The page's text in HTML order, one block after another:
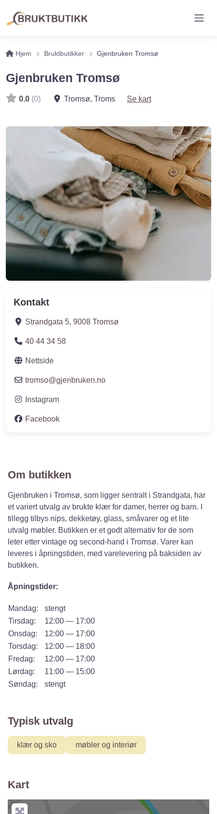
Hjem Bruktbutikker Gjenbruken Tromsø
Gjenbruken Tromsø
0.0 (0) Tromsø, Troms Se kart
Kontakt
Strandgata 5, 9008 Tromsø
40 44 34 58
Nettside
tromso@gjenbruken.no
Instagram
Facebook
Om butikken
Gjenbruken i Tromsø, som ligger sentralt i Strandgata, har
et variert utvalg av brukte klær for damer, herrer og barn. I
tillegg tilbys nips, dekketøy, glass, småvarer og et lite
utvalg møbler. Butikken er et godt alternativ for de som
leter etter vintage og second-hand i Tromsø. Varer kan
leveres i åpningstiden, med varelevering på baksiden av
butikken.
Åpningstider:
Mandag:
stengt
Tirsdag:
12:00 — 17:00
Onsdag:
12:00 — 17:00
Torsdag:
12:00 — 18:00
Fredag:
12:00 — 17:00
Lørdag:
11:00 — 15:00
Søndag:
stengt
Typisk utvalg
klær og sko møbler og interiør
Kart